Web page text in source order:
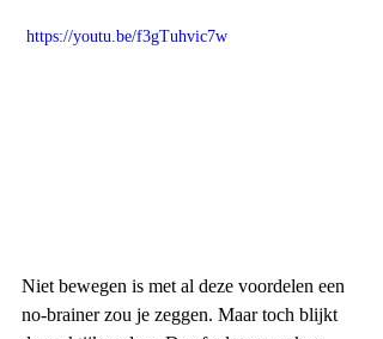
https://youtu.be/f3gTuhvic7w
Niet bewegen is met al deze voordelen een
no-brainer zou je zeggen. Maar toch blijkt